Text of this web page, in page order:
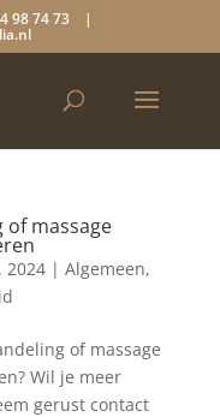
98 74 73 |
of massage
2024| Algemeen,
of massage
Wil je meer
gerust contact